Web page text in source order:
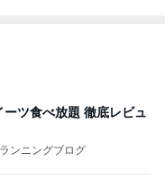
ーツ食べ放題 徹底レビュ
ンニングブログ